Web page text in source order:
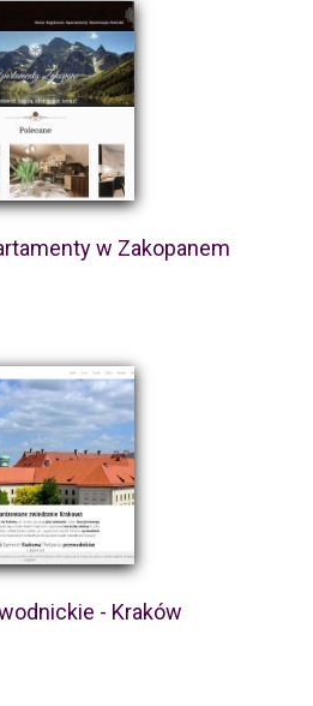
w Zakopanem
- Kraków